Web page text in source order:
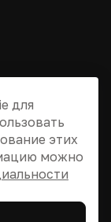
для
этих
можно